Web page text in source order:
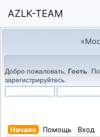
AZLK-TEAM
Добро пожаловать, Гость .
зарегистрируйтесь
Начало Помощь Вход